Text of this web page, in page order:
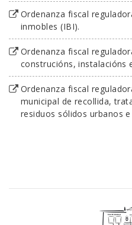
Ordenanza fiscal
inmobles (IBI).
Ordenanza fiscal
construcións, instalacións
Ordenanza fiscal
municipal de recollida,
residuos sólidos urbanos